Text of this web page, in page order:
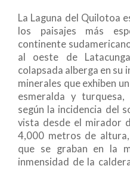
La Laguna del Quilotoa
los paisajes más
continente
al oeste de
colapsada alberga en su
minerales que exhiben
esmeralda y turquesa,
según la incidencia del
vista desde el mirador
4,000 metros de
que se graban en la
inmensidad de la